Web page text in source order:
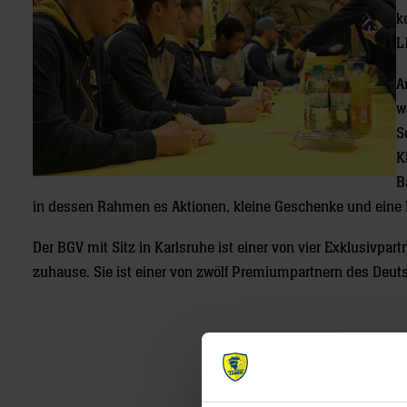
in dessen Rahmen es Aktionen, kleine Geschenke und
Der BGV mit Sitz in Karlsruhe ist einer von vier
zuhause. Sie ist einer von zwölf Premiumpartnern des